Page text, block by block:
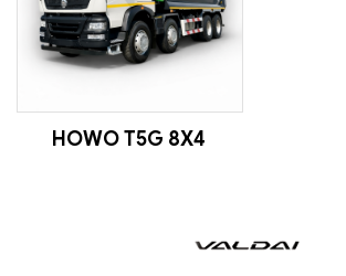
HOWO T5G 8X4